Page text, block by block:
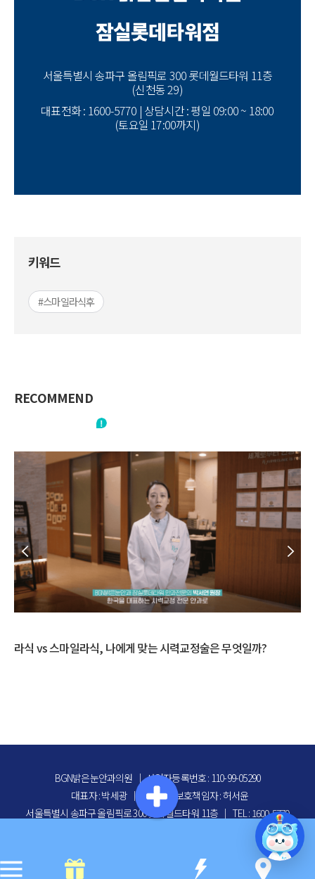
잠실롯데타워점
서울특별시 송파구 올림픽로 300 롯데월드타워 11층
(신천동 29)
대표전화 : 1600-5770 | 상담시간 : 평일 09:00 ~ 18:00
(토요일 17:00까지)
키워드
#스마일라식후
RECOMMEND
다초점 수술 고민된다면? 백내장 수술 방법 총정리
BGN밝은눈안과의원 ｜사업자등록번호 : 110-99-05290
대표자 : 박세광 ｜
개인정보보호책임자 : 허서윤
서울특별시 송파구 올림픽로 300 롯데월드타워 11층 ｜ TEL : 1600-5770